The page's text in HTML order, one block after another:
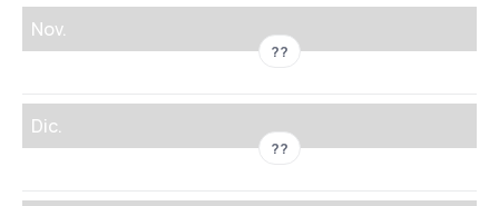
Nov.
??
Dic.
??